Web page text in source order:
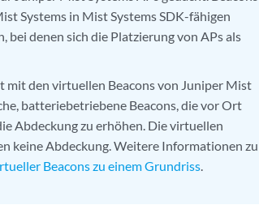
Systems in Mist Systems SDK-fähigen
denen sich die Platzierung von APs als
mit den virtuellen Beacons von Juniper Mist
batteriebetriebene Beacons, die vor Ort
Abdeckung zu erhöhen. Die virtuellen
keine Abdeckung. Weitere Informationen zu
Beacons zu einem Grundriss.